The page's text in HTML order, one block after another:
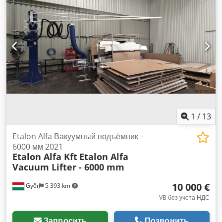
локаций в Европе: Нидерланды, Германия, Румыния.
Codpfxsytcnvo Aa Derf
1 / 13
Győr 5 393 km
Etalon Alfa Вакуумный подъёмник -
6000 мм 2021
Etalon Alfa Kft Etalon Alfa
Vacuum Lifter - 6000 mm
10 000 €
VB без учета НДС